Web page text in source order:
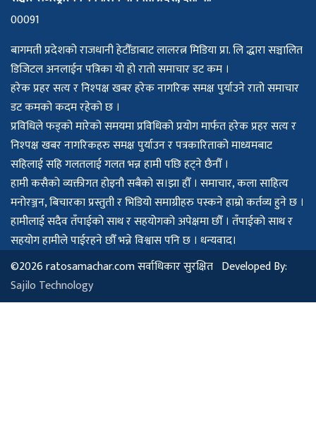
00091
बागमती प्रदेशको राजधानी हेटौँडाबाट लालरत्न मिडिया प्रा. लि द्धारा सञ्चालित
डिजिटल अनलाईन पत्रिका यो हो रातो समाचार डट कम ।
हरेक प्रहर सत्य र निश्पक्ष खबर हरेक नागरिक समक्ष पुर्याउने रातो समाचार
डट कमको कदम रहेको छ ।
प्रविधिले फड्को मारेको समयमा प्रविधिको प्रयोग मार्फत हरेक प्रहर सत्य र
निश्पक्ष खबर नागरिकहरु समक्ष पुर्याउन र पत्रकारिताको माध्यमबाट
सहिलाई सहि गलतलाई गलत भन्न हामी पछि हट्ने छैनौँ ।
हामी कसैको व्यक्तीगत होइनौ सबैको स।झा हौँ । समाचार, कला साहित्य
मनोरञ्जन, बिचारका प्रस्तुती र भिडियो समाग्रीहरु पस्कने हाम्रो कर्तव्य हुने छ ।
हामीलाई सदैव तँपाईको साथ र सहयोगको अपेक्षमा छौँ । तँपाईको साथ र
सहयोग हामीले पाईरहने छौँ भन्ने विश्वास पनि छ । धन्यवाद।
©2026 ratosamachar.com सर्वाधिकार सुरक्षित Developed By:
Sajilo Technology